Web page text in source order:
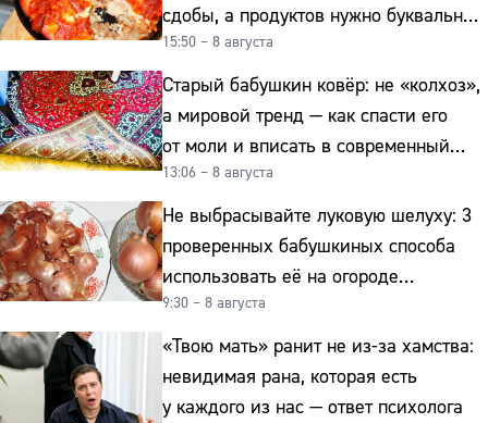
сдобы, а продуктов нужно буквально
копейки
15:50 – 8 августа
Старый бабушкин ковёр: не «колхоз»,
а мировой тренд — как спасти его
от моли и вписать в современный
интерьер
13:06 – 8 августа
Не выбрасывайте луковую шелуху: 3
проверенных бабушкиных способа
использовать её на огороде
и для здоровья этой зимой
9:30 – 8 августа
«Твою мать» ранит не из-за хамства:
невидимая рана, которая есть
у каждого из нас — ответ психолога